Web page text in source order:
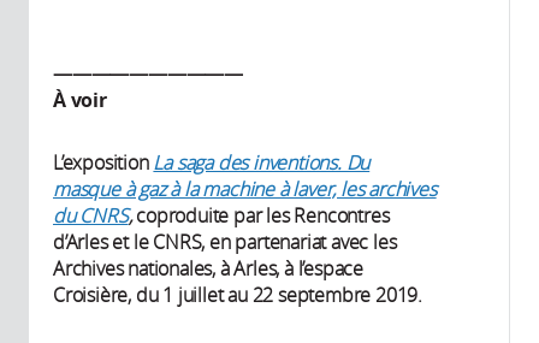
——————————
À voir
L’expositionLa saga des inventions. Du
masque à gaz à la machine à laver, les archives
du CNRS,coproduite par les Rencontres
d’Arles et le CNRS, en partenariat avec les
Archives nationales, à Arles, à l’espace
Croisière, du 1 juillet au 22 septembre 2019.